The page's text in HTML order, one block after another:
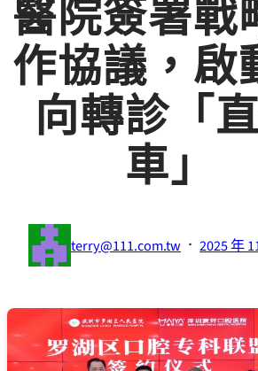
醫院簽署戰
作協議，啟
向轉診「
車」
terry@111.com.tw · 2025 年